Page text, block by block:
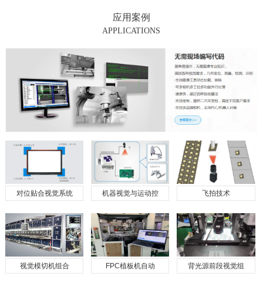
应用案例
APPLICATIONS
对位贴合视觉系统 机器视觉与运动控 飞拍技术
视觉模切机组合 FPC植板机自动 背光源前段视觉组